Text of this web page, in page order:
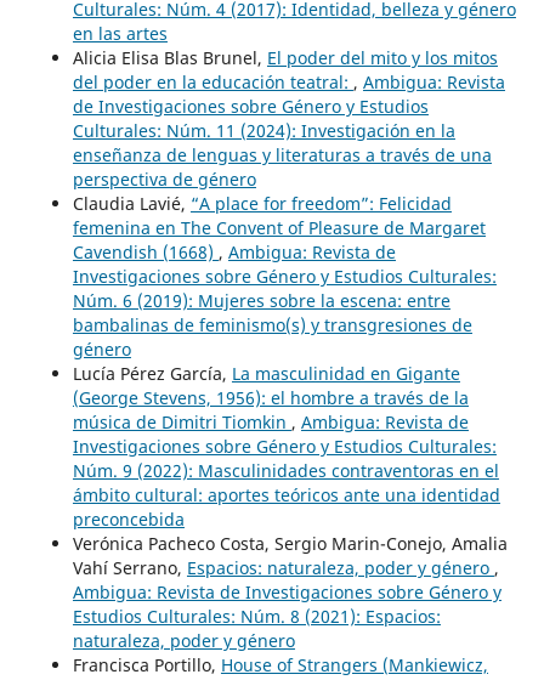
Culturales: Núm. 4 (2017): Identidad, belleza y género
en las artes
Alicia Elisa Blas Brunel, El poder del mito y los mitos
del poder en la educación teatral: , Ambigua: Revista
de Investigaciones sobre Género y Estudios
Culturales: Núm. 11 (2024): Investigación en la
enseñanza de lenguas y literaturas a través de una
perspectiva de género
Claudia Lavié, “A place for freedom”: Felicidad
femenina en The Convent of Pleasure de Margaret
Cavendish (1668) , Ambigua: Revista de
Investigaciones sobre Género y Estudios Culturales:
Núm. 6 (2019): Mujeres sobre la escena: entre
bambalinas de feminismo(s) y transgresiones de
género
Lucía Pérez García, La masculinidad en Gigante
(George Stevens, 1956): el hombre a través de la
música de Dimitri Tiomkin , Ambigua: Revista de
Investigaciones sobre Género y Estudios Culturales:
Núm. 9 (2022): Masculinidades contraventoras en el
ámbito cultural: aportes teóricos ante una identidad
preconcebida
Verónica Pacheco Costa, Sergio Marin-Conejo, Amalia
Vahí Serrano, Espacios: naturaleza, poder y género ,
Ambigua: Revista de Investigaciones sobre Género y
Estudios Culturales: Núm. 8 (2021): Espacios:
naturaleza, poder y género
Francisca Portillo, House of Strangers (Mankiewicz,